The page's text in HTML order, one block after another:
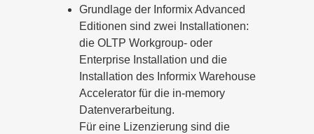
Grundlage der Informix Advanced
Editionen sind zwei Installationen:
die OLTP Workgroup- oder
Enterprise Installation und die
Installation des Informix Warehouse
Accelerator für die in-memory
Datenverarbeitung.
Für eine Lizenzierung sind die